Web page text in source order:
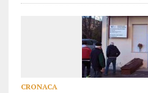
CRONACA